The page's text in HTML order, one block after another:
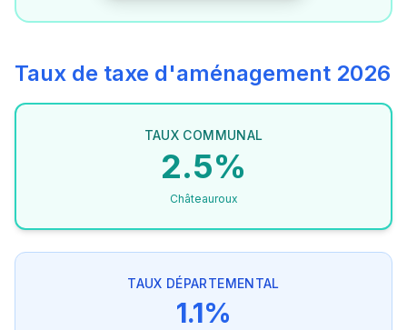
Taux de taxe d'aménagement 2026
TAUX COMMUNAL
2.5%
Châteauroux
TAUX DÉPARTEMENTAL
1.1%